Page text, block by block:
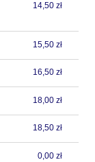
14,50 zł
15,50 zł
16,50 zł
18,00 zł
18,50 zł
0,00 zł